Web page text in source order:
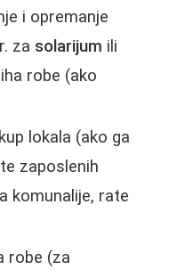
i opremanje
za solarijum ili
robe (ako
lokala (ako ga
zaposlenih
komunalije, rate
robe (za